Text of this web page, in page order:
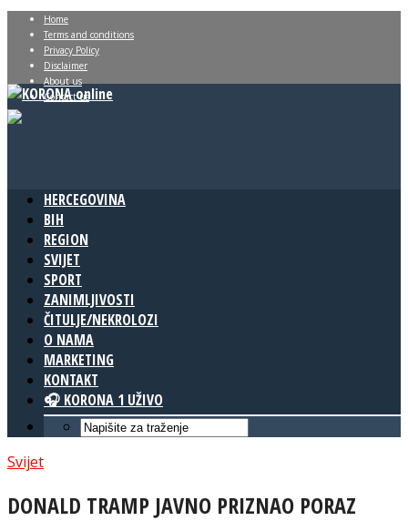
Home
Terms and conditions
Privacy Policy
Disclaimer
About us
Contact us
HERCEGOVINA
BIH
REGION
SVIJET
SPORT
ZANIMLJIVOSTI
ČITULJE/NEKROLOZI
O NAMA
MARKETING
KONTAKT
🎧 KORONA 1 UŽIVO
Svijet
DONALD TRAMP JAVNO PRIZNAO PORAZ